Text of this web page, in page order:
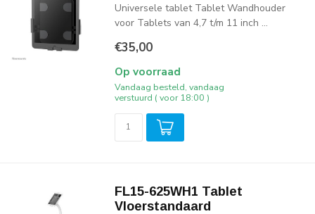
Universele tablet Tablet Wandhouder
voor Tablets van 4,7 t/m 11 inch ...
€35,00
Op voorraad
Vandaag besteld, vandaag
verstuurd ( voor 18:00 )
FL15-625WH1 Tablet
Vloerstandaard